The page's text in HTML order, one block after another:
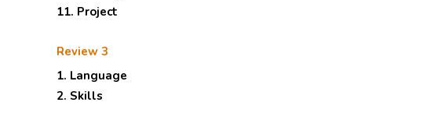
11. Project
Review 3
1. Language
2. Skills